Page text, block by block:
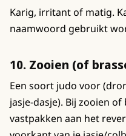
Karig, irritant of matig.
naamwoord gebruikt
10. Zooien (of
Een soort judo voor
jasje-dasje). Bij zooien
vastpakken aan het